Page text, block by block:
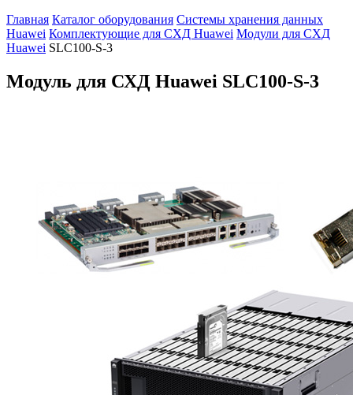
Главная Каталог оборудования Системы хранения данных
Huawei Комплектующие для СХД Huawei Модули для СХД
Huawei SLC100-S-3
Модуль для СХД Huawei SLC100-S-3